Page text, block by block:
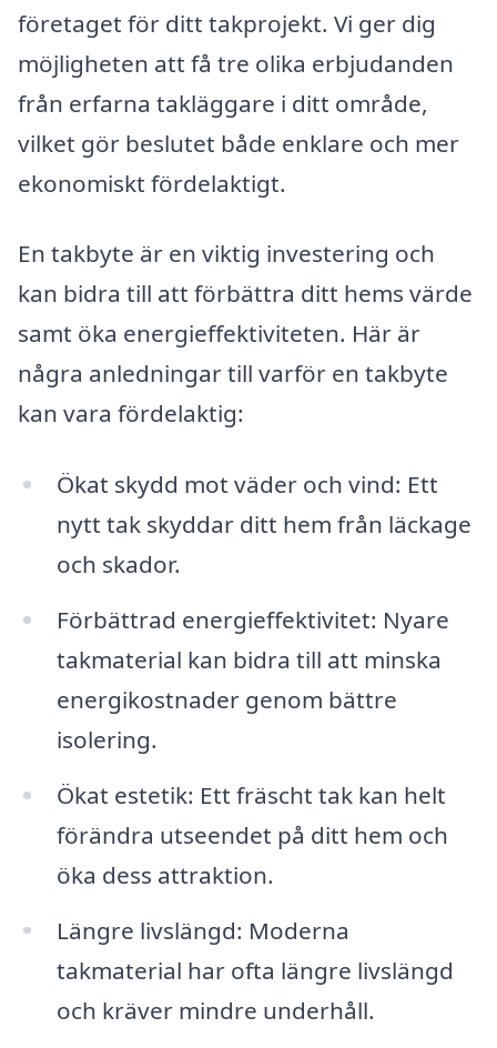
företaget för ditt takprojekt. Vi ger dig
möjligheten att få tre olika erbjudanden
från erfarna takläggare i ditt område,
vilket gör beslutet både enklare och mer
ekonomiskt fördelaktigt.
En takbyte är en viktig investering och
kan bidra till att förbättra ditt hems värde
samt öka energieffektiviteten. Här är
några anledningar till varför en takbyte
kan vara fördelaktig:
Ökat skydd mot väder och vind: Ett
nytt tak skyddar ditt hem från läckage
och skador.
Förbättrad energieffektivitet: Nyare
takmaterial kan bidra till att minska
energikostnader genom bättre
isolering.
Ökat estetik: Ett fräscht tak kan helt
förändra utseendet på ditt hem och
öka dess attraktion.
Längre livslängd: Moderna
takmaterial har ofta längre livslängd
och kräver mindre underhåll.